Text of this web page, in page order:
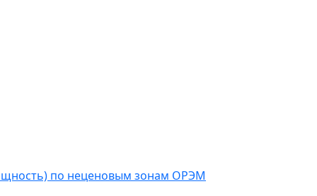
по неценовым зонам ОРЭМ